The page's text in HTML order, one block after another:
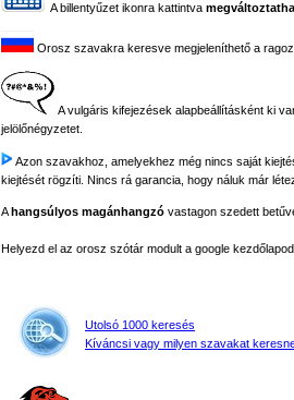
A billentyűzet ikonra kattintva
Orosz szavakra keresve megjeleníthető a
A vulgáris kifejezések alapbeállításként ki
jelölőnégyzetet.
Azon szavakhoz, amelyekhez még nincs saját
kiejtését rögzíti. Nincs rá garancia, hogy náluk már
Ahangsúlyos magánhangzó vastagon szedett
Helyezd el az orosz szótár modult a google
Utolsó 1000 keresés
Kíváncsi vagy milyen szavakat